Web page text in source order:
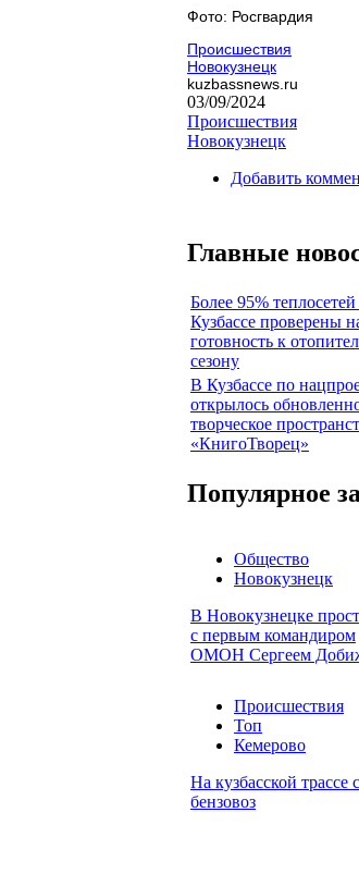
Фото: Росгвардия
Происшествия
Новокузнецк
kuzbassnews.ru
03/09/2024
Происшествия
Новокузнецк
Добавить
Главные
Более 95% теплосетей
Кузбассе проверены
готовность к
сезону
В Кузбассе по
открылось
творческое
«КнигоТворец»
Популярное
Общество
Новокузнецк
В Новокузнецке
с первым командиром
ОМОН Сергеем
Происшествия
Топ
Кемерово
На кузбасской трассе
бензовоз